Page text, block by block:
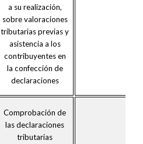
a su realización,
sobre valoraciones
tributarias previas y
asistencia a los
contribuyentes en
la confección de
declaraciones
Comprobación de
las declaraciones
tributarias